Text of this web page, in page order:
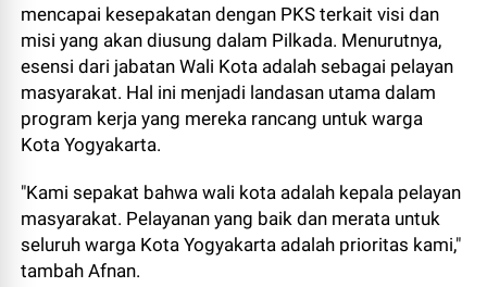
mencapai kesepakatan dengan PKS terkait visi dan
misi yang akan diusung dalam Pilkada. Menurutnya,
esensi dari jabatan Wali Kota adalah sebagai pelayan
masyarakat. Hal ini menjadi landasan utama dalam
program kerja yang mereka rancang untuk warga
Kota Yogyakarta.
"Kami sepakat bahwa wali kota adalah kepala pelayan
masyarakat. Pelayanan yang baik dan merata untuk
seluruh warga Kota Yogyakarta adalah prioritas kami,"
tambah Afnan.